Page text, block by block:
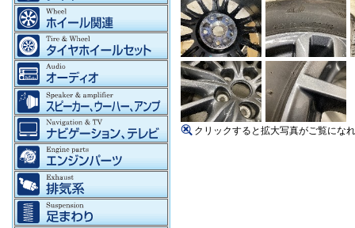
クリックすると拡大写真がご覧にな